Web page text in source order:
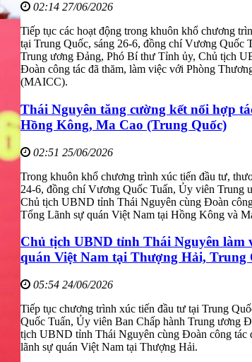
02:14 27/06/2026
Tiếp tục các hoạt động trong khuôn khổ chương
tại Trung Quốc, sáng 26-6, đồng chí Vương Quốc
Trung ương Đảng, Phó Bí thư Tỉnh ủy, Chủ tịch
Đoàn công tác đã thăm, làm việc với Phòng
(MAICC).
Thái Nguyên tăng cường kết nối hợp
Hồng Kông, Ma Cao (Trung Quốc)
02:51 25/06/2026
Trong khuôn khổ chương trình xúc tiến đầu tư,
24-6, đồng chí Vương Quốc Tuấn, Ủy viên Trung
Chủ tịch UBND tỉnh Thái Nguyên cùng Đoàn
Tổng Lãnh sự quán Việt Nam tại Hồng Kông và
Chủ tịch UBND tỉnh Thái Nguyên làm
quán Việt Nam tại Thượng Hải, Trung
05:54 24/06/2026
Tiếp tục chương trình xúc tiến đầu tư tại Trung
Quốc Tuấn, Ủy viên Ban Chấp hành Trung ương
tịch UBND tỉnh Thái Nguyên cùng Đoàn công tác
lãnh sự quán Việt Nam tại Thượng Hải.